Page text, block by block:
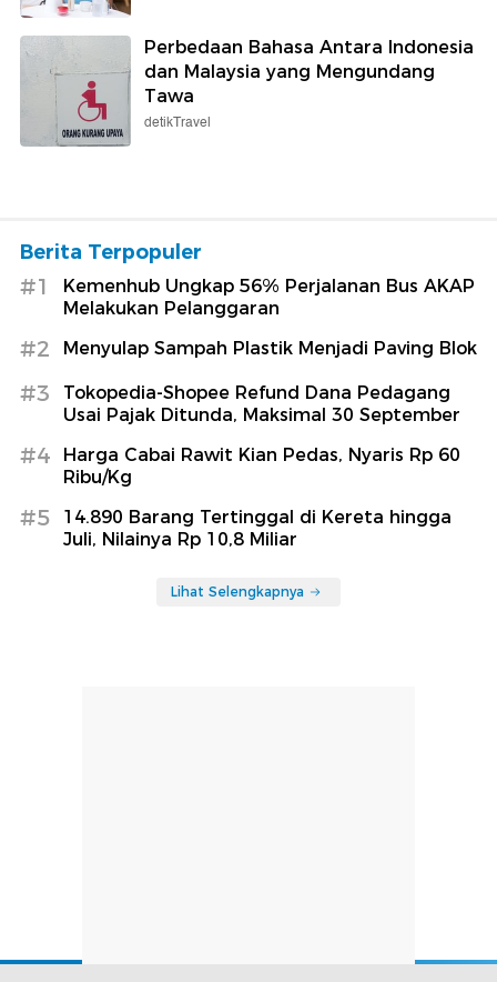
Perbedaan Bahasa Antara Indonesia
dan Malaysia yang Mengundang
Tawa
detikTravel
Berita Terpopuler
#1
Kemenhub Ungkap 56% Perjalanan Bus AKAP
Melakukan Pelanggaran
#2 Menyulap Sampah Plastik Menjadi Paving Blok
#3
Tokopedia-Shopee Refund Dana Pedagang
Usai Pajak Ditunda, Maksimal 30 September
#4
Harga Cabai Rawit Kian Pedas, Nyaris Rp 60
Ribu/Kg
#5
14.890 Barang Tertinggal di Kereta hingga
Juli, Nilainya Rp 10,8 Miliar
Lihat Selengkapnya